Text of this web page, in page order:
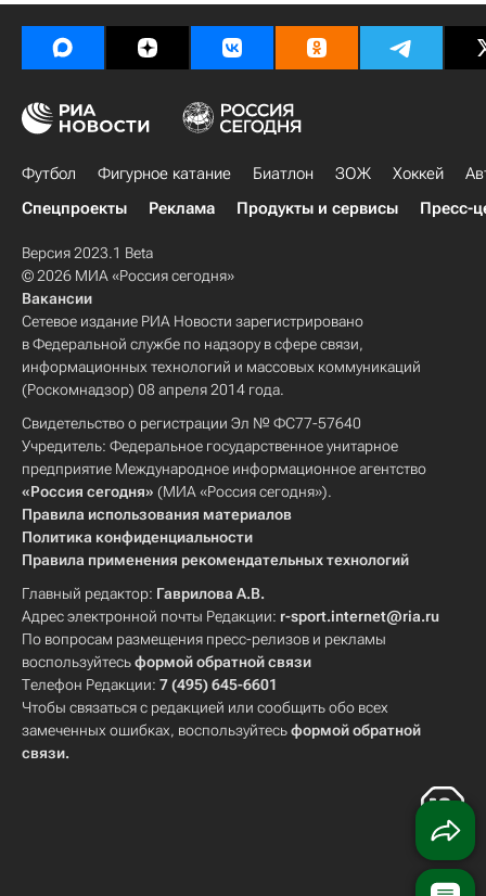
Футбол Фигурное катание Биатлон ЗОЖ Хоккей
Спецпроекты
Реклама Продукты и сервисы Пресс-
Версия 2023.1 Beta
© 2026 МИА «Россия сегодня»
Вакансии
Сетевое издание РИА Новости зарегистрировано
в Федеральной службе по надзору в сфере связи,
информационных технологий и массовых коммуникаций
(Роскомнадзор) 08 апреля 2014 года.
Свидетельство о регистрации Эл № ФС77-57640
Учредитель: Федеральное государственное унитарное
предприятие Международное информационное агентство
«Россия сегодня» (МИА «Россия сегодня»).
Правила использования материалов
Политика конфиденциальности
Правила применения рекомендательных технологий
Главный редактор: Гаврилова А.В.
Адрес электронной почты Редакции: r-sport.internet@ria.ru
По вопросам размещения пресс-релизов и рекламы
воспользуйтесьформой обратной связи
Телефон Редакции: 7 (495) 645-6601
Чтобы связаться с редакцией или сообщить обо всех
замеченных ошибках, воспользуйтесьформой обратной
связи.